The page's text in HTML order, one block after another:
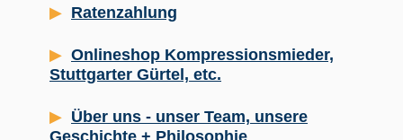
Ratenzahlung
Onlineshop Kompressionsmieder,
Stuttgarter Gürtel, etc.
Über uns - unser Team, unsere